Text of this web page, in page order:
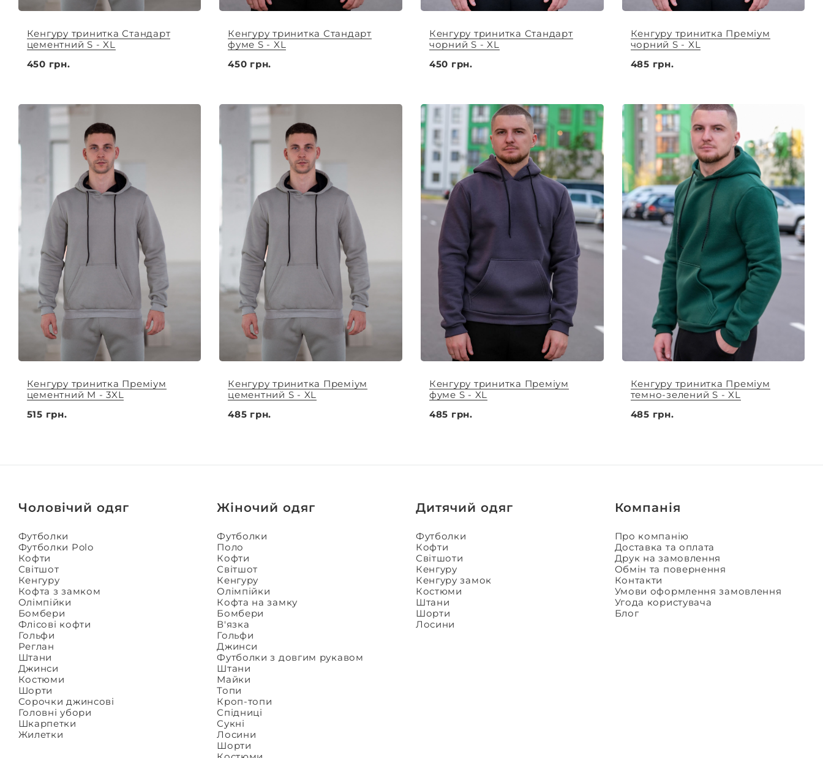
Кенгуру тринитка Стандарт
цементний S - XL
450 грн.
Кенгуру тринитка Стандарт
фуме S - XL
450 грн.
Кенгуру тринитка Стандарт
чорний S - XL
450 грн.
Кенгуру тринитка Преміум
чорний S - XL
485 грн.
Кенгуру тринитка Преміум
цементний M - 3XL
515 грн.
Кенгуру тринитка Преміум
цементний S - XL
485 грн.
Кенгуру тринитка Преміум
фуме S - XL
485 грн.
Кенгуру тринитка Преміум
темно-зелений S - XL
485 грн.
Чоловічий одяг
Футболки
Футболки Polo
Кофти
Світшот
Кенгуру
Кофта з замком
Олімпійки
Бомбери
Флісові кофти
Гольфи
Реглан
Штани
Джинси
Костюми
Шорти
Сорочки джинсові
Головні убори
Шкарпетки
Жилетки
Жіночий одяг
Футболки
Поло
Кофти
Світшот
Кенгуру
Олімпійки
Кофта на замку
Бомбери
В'язка
Гольфи
Джинси
Футболки з довгим рукавом
Штани
Майки
Топи
Кроп-топи
Спідниці
Сукні
Лосини
Шорти
Дитячий одяг
Футболки
Кофти
Світшоти
Кенгуру
Кенгуру замок
Костюми
Штани
Шорти
Лосини
Компанія
Про компанію
Доставка та оплата
Друк на замовлення
Обмін та повернення
Контакти
Умови оформлення замовлення
Угода користувача
Блог